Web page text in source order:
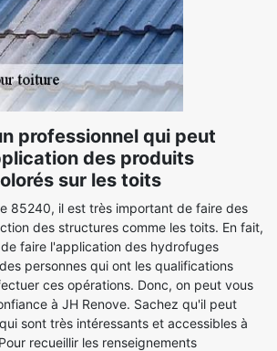
professionnel qui peut
des produits
sur les toits
85240, il est très important de faire des
des structures comme les toits. En fait,
faire l'application des hydrofuges
personnes qui ont les qualifications
ces opérations. Donc, on peut vous
à JH Renove. Sachez qu'il peut
sont très intéressants et accessibles à
recueillir les renseignements